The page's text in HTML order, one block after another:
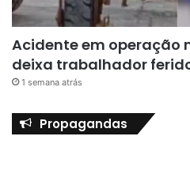
Acidente em operação
deixa trabalhador
1 semana atrás
Propagandas